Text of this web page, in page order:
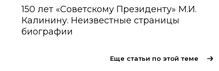
150 лет «Советскому Президенту» М.И.
Калинину. Неизвестные страницы
биографии
Еще статьи по этой теме